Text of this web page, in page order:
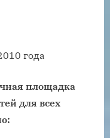
года
площадка
для всех